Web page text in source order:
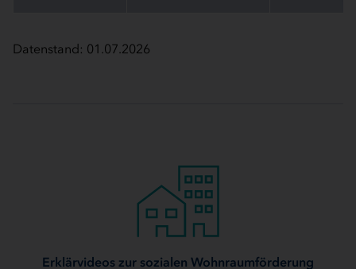
Datenstand: 01.07.2026
Erklärvideos zur sozialen Wohnraumförderung